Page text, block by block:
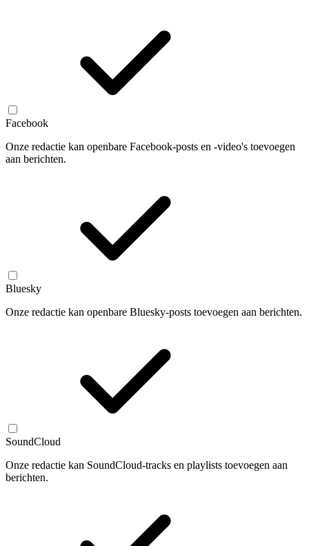
Facebook
Onze redactie kan openbare Facebook-posts en -video's toevoegen
aan berichten.
Bluesky
Onze redactie kan openbare Bluesky-posts toevoegen aan berichten.
SoundCloud
Onze redactie kan SoundCloud-tracks en playlists toevoegen aan
berichten.